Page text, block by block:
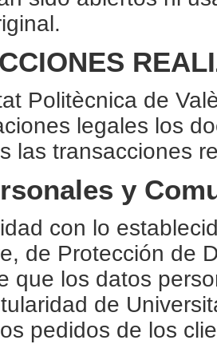
Politècnica de
legales los
las transacciones
y
con lo
de Protección de
que los datos
de
pedidos de los